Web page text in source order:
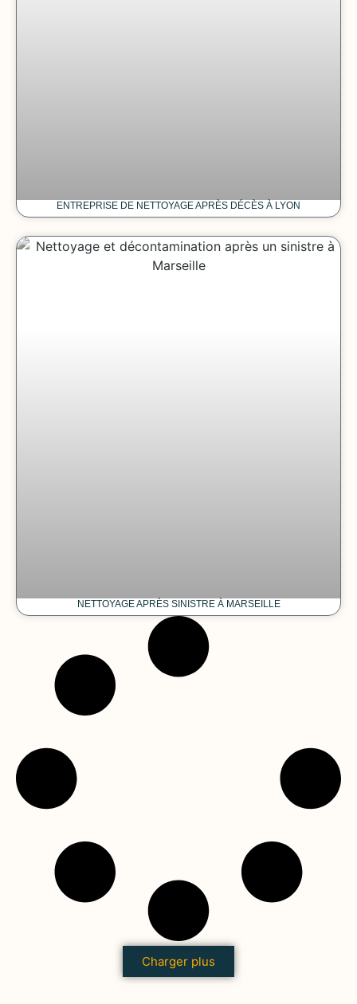
ENTREPRISE DE NETTOYAGE APRÈS DÉCÈS À LYON
NETTOYAGE APRÈS SINISTRE À MARSEILLE
Charger plus